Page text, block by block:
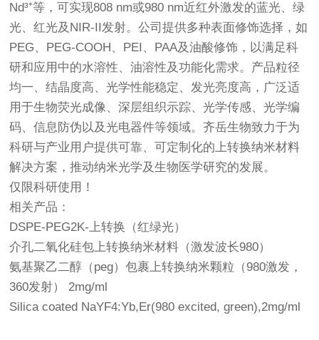
Nd³⁺等，可实现808 nm或980 nm近红外激发的蓝光、绿
光、红光及NIR-II发射。公司提供多种表面修饰选择，如
PEG、PEG-COOH、PEI、PAA及油酸修饰，以满足科
研和应用中的水溶性、油溶性及功能化需求。产品粒径
均一、结晶度高、光学性能稳定、发光亮度高，广泛适
用于生物荧光成像、深层组织示踪、光学传感、光学编
码、信息防伪以及光电器件等领域。齐岳生物致力于为
科研与产业用户提供可靠、可定制化的上转换纳米材料
解决方案，推动纳米光学及生物医学研究的发展。
仅限科研使用！
相关产品：
DSPE-PEG2K-上转换（红绿光）
介孔二氧化硅包上转换纳米材料（激发波长980）
氨基聚乙二醇（peg）包裹上转换纳米颗粒（980激发，
360发射） 2mg/ml
Silica coated NaYF4:Yb,Er(980 excited, green),2mg/ml